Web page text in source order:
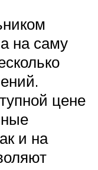
на саму
цене
и на